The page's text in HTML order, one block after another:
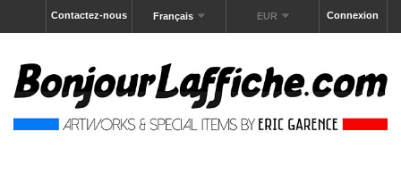
Connexion
EUR
Français
Contactez-nous